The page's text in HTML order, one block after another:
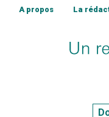
A propos La